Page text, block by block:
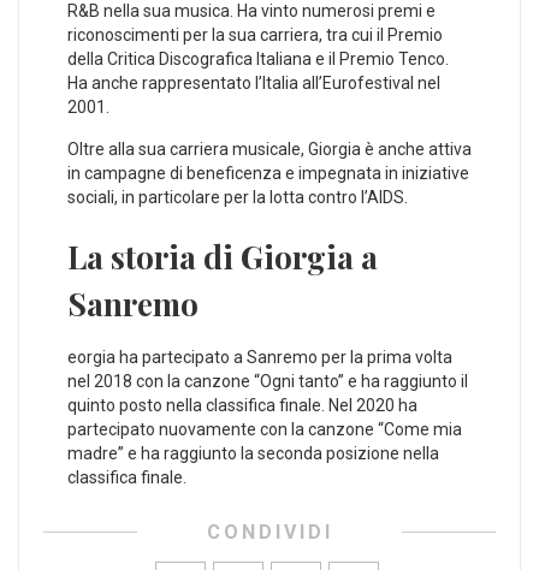
R&B nella sua musica. Ha vinto numerosi premi e
riconoscimenti per la sua carriera, tra cui il Premio
della Critica Discografica Italiana e il Premio Tenco.
Ha anche rappresentato l’Italia all’Eurofestival nel
2001.
Oltre alla sua carriera musicale, Giorgia è anche attiva
in campagne di beneficenza e impegnata in iniziative
sociali, in particolare per la lotta contro l’AIDS.
La storia di Giorgia a
Sanremo
eorgia ha partecipato a Sanremo per la prima volta
nel 2018 con la canzone “Ogni tanto” e ha raggiunto il
quinto posto nella classifica finale. Nel 2020 ha
partecipato nuovamente con la canzone “Come mia
madre” e ha raggiunto la seconda posizione nella
classifica finale.
CONDIVIDI